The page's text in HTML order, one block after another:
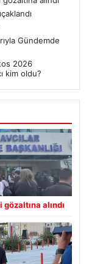
Gündemde
2026
kim oldu?
alındı